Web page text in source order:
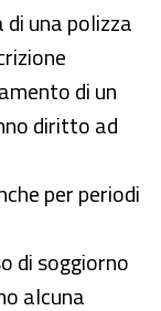
una polizza
di un
diritto ad
per periodi
di soggiorno
alcuna